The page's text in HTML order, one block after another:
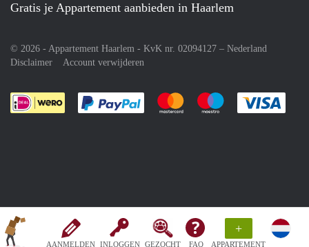
AANMELDEN INLOGGEN GEZOCHT FAQ
+
APPARTEMENT
Gratis je Appartement aanbieden in Haarlem
© 2026 - Appartement Haarlem - KvK nr. 02094127 – Nederland
Disclaimer
Account verwijderen
Je rekent gemakkelijk af met Paypal
Je rekent gemakkelijk af met
Je rekent